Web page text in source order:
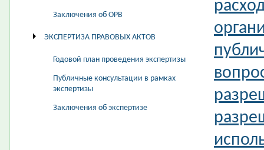
Заключения об ОРВ
ЭКСПЕРТИЗА ПРАВОВЫХ АКТОВ
Годовой план проведения экспертизы
Публичные консультации в рамках
экспертизы
Заключения об экспертизе